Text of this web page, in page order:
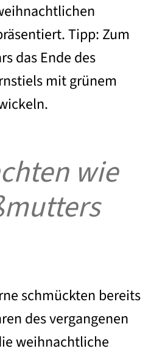
Tipp: Zum
das Ende des
mit grünem
wie
schmückten bereits
des vergangenen
weihnachtliche